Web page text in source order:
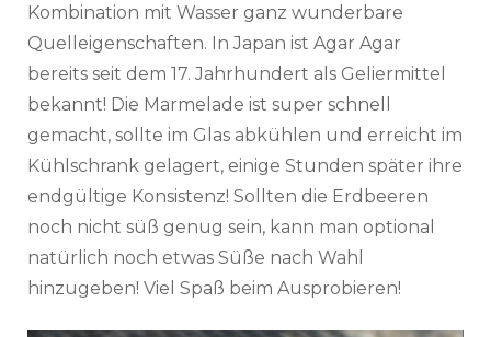
Kombination mit Wasser ganz wunderbare
Quelleigenschaften. In Japan ist Agar Agar
bereits seit dem 17. Jahrhundert als Geliermittel
bekannt! Die Marmelade ist super schnell
gemacht, sollte im Glas abkühlen und erreicht im
Kühlschrank gelagert, einige Stunden später ihre
endgültige Konsistenz! Sollten die Erdbeeren
noch nicht süß genug sein, kann man optional
natürlich noch etwas Süße nach Wahl
hinzugeben! Viel Spaß beim Ausprobieren!